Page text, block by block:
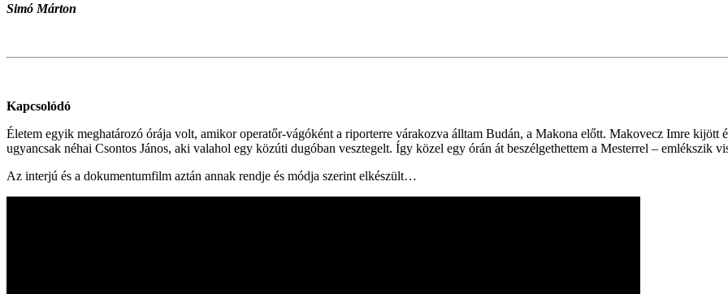
Simó Márton
Kapcsolódó
Életem egyik meghatározó órája volt, amikor operatőr-vágóként a riporterre várakozva álltam Budán, a Makona előtt. Makovecz Imre kijött
ugyancsak néhai Csontos János, aki valahol egy közúti dugóban vesztegelt. Így közel egy órán át beszélgethettem a Mesterrel – emlékszik
Az interjú és a dokumentumfilm aztán annak rendje és módja szerint elkészült…